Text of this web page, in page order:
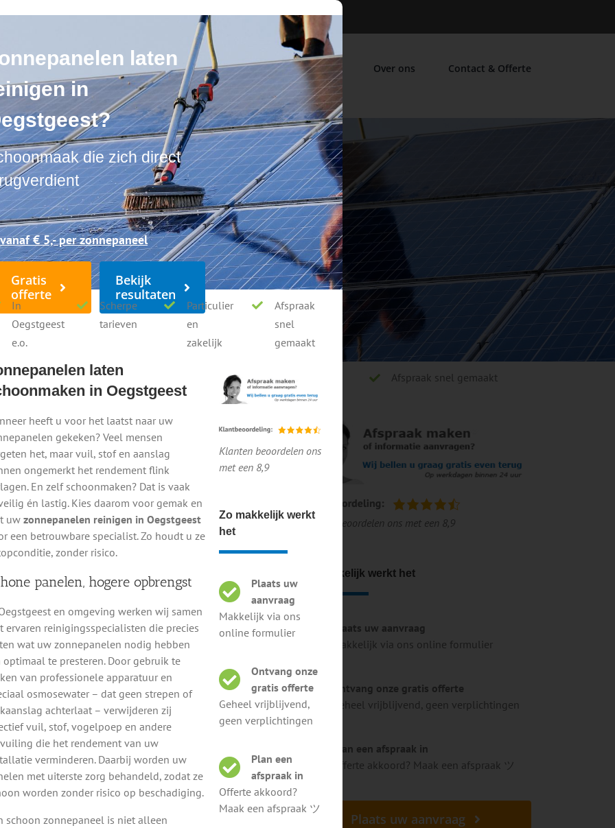
boeiboorden en dakpannen | ★★★★★ |In heel Nederland actief
Diensten Tarieven FAQ Over ons Contact & Offerte
in Oegstgeest?
Bekijk resultaten
Voor en na onze reiniging
tarieven Particulier en zakelijk Afspraak snel gemaakt
krijgen te maken met stof, regen, vogelpoep en
flink omlaag halen. Minder schone panelen =
oplossing: laat uwzonnepanelen professioneel
ervoor dat u weer het maximale uit uw installatie
maar dat is helaas niet zo. Hardnekkige vervuiling
Door uw zonnepanelen regelmatig te laten
In Oegstgeest werken wij samen met ervaren
professioneel en zonder schade schoon krijgen.
– ideaal voor een streeploos, krasvrij resultaat.
in Oegstgeest op?
voor het rendement. Dit is ongeveer 3% tot 5% extra met
uitstraling van uw woning of bedrijfspand. En u
of ongelukken voorkomt. Kies voor een professionele
van:
Klanten beoordelen ons met een 8,9
Zo makkelijk werkt het
Plaats uw aanvraag
Makkelijk via ons online formulier
Ontvang onze gratis offerte
Geheel vrijblijvend, geen verplichtingen
Plan een afspraak in
Offerte akkoord? Maak een afspraak ツ
Plaats uw aanvraag
laten
in
die zich direct
€ 5,- per zonnepaneel
Gratis
offerte
- Snel - Vrijblijvend
Bekijk
resultaten
Voor en na onze reiniging
In
Oegstgeest
e.o.
Scherpe
tarieven
Particulier
en
zakelijk
Afspraak
snel
gemaakt
laten
in Oegstgeest
heeft u voor het laatst naar uw
gekeken? Veel mensen
het, maar vuil, stof en aanslag
ongemerkt het rendement flink
En zelf schoonmaken? Dat is vaak
én lastig. Kies daarom voor gemak en
uw zonnepanelen reinigen in Oegstgeest
een betrouwbare specialist. Zo houdt u ze
zonder risico.
panelen, hogere opbrengst
en omgeving werken wij samen
ervaren reinigingsspecialisten die precies
wat uw zonnepanelen nodig hebben
optimaal te presteren. Door gebruik te
van professionele apparatuur en
osmosewater – dat geen strepen of
achterlaat – verwijderen zij
vuil, stof, vogelpoep en andere
die het rendement van uw
verminderen. Daarbij worden uw
met uiterste zorg behandeld, zodat ze
worden zonder risico op beschadiging.
schoon zonnepaneel is niet alleen
Klanten beoordelen ons
met een 8,9
Zo makkelijk werkt
het
Plaats uw
aanvraag
Makkelijk via ons
online formulier
Ontvang onze
gratis offerte
Geheel vrijblijvend,
geen verplichtingen
Plan een
afspraak in
Offerte akkoord?
Maak een afspraak ツ